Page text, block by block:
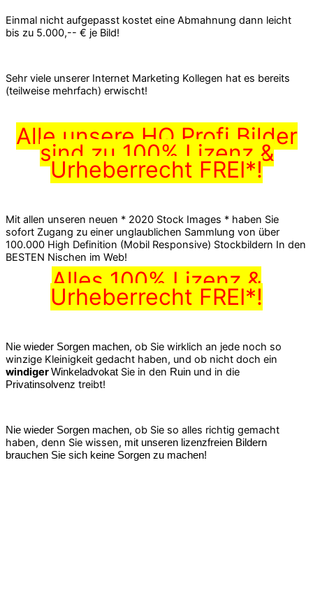
Einmal nicht aufgepasst kostet eine Abmahnung dann leicht
bis zu 5.000,-- € je Bild!
Sehr viele unserer Internet Marketing Kollegen hat es bereits
(teilweise mehrfach) erwischt!
Alle unsere HQ Profi Bilder
sind zu 100% Lizenz &
Urheberrecht FREI*!
Mit allen unseren neuen * 2020 Stock Images * haben Sie
sofort Zugang zu einer unglaublichen Sammlung von über
100.000 High Definition (Mobil Responsive) Stockbildern In den
BESTEN Nischen im Web!
Alles 100% Lizenz &
Urheberrecht FREI*!
Nie wieder Sorgen machen, ob Sie wirklich an jede noch so
winzige Kleinigkeit gedacht haben, und ob nicht doch ein
windigerWinkeladvokat Sie in den Ruin und in die
Privatinsolvenz treibt!
Nie wieder Sorgen machen, ob Sie so alles richtig gemacht
haben, denn Sie wissen, mit unseren lizenzfreien Bildern
brauchen Sie sich keine Sorgen zu machen!